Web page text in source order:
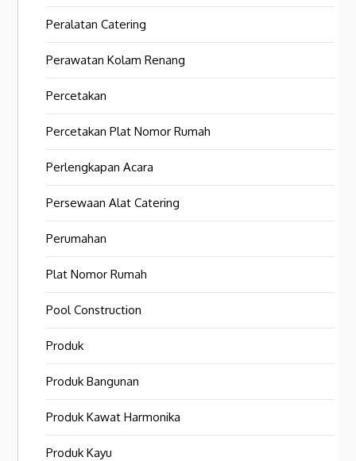
Peralatan Catering
Perawatan Kolam Renang
Percetakan
Percetakan Plat Nomor Rumah
Perlengkapan Acara
Persewaan Alat Catering
Perumahan
Plat Nomor Rumah
Pool Construction
Produk
Produk Bangunan
Produk Kawat Harmonika
Produk Kayu